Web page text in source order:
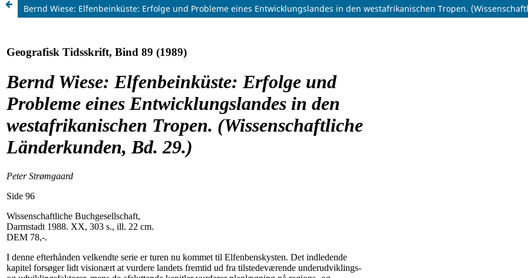
Bernd Wiese: Elfenbeinküste: Erfolge und Probleme eines Entwicklungslandes in den westafrikanischen Tropen.